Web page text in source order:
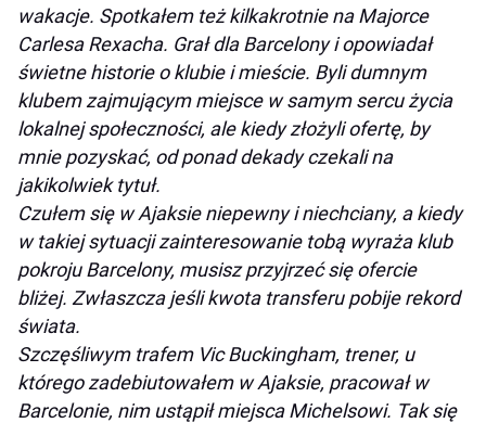
wakacje. Spotkałem też kilkakrotnie na Majorce
Carlesa Rexacha. Grał dla Barcelony i opowiadał
świetne historie o klubie i mieście. Byli dumnym
klubem zajmującym miejsce w samym sercu życia
lokalnej społeczności, ale kiedy złożyli ofertę, by
mnie pozyskać, od ponad dekady czekali na
jakikolwiek tytuł.
Czułem się w Ajaksie niepewny i niechciany, a kiedy
w takiej sytuacji zainteresowanie tobą wyraża klub
pokroju Barcelony, musisz przyjrzeć się ofercie
bliżej. Zwłaszcza jeśli kwota transferu pobije rekord
świata.
Szczęśliwym trafem Vic Buckingham, trener, u
którego zadebiutowałem w Ajaksie, pracował w
Barcelonie, nim ustąpił miejsca Michelsowi. Tak się